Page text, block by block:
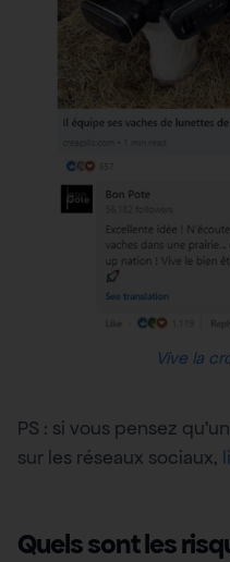
Vive la
PS : si vous pensez
sur les réseaux sociaux,
Quels sont les